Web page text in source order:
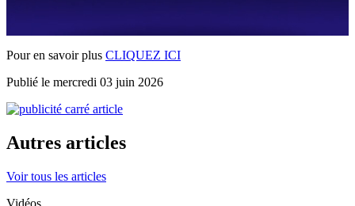
Pour en savoir plus CLIQUEZ ICI
Publié le mercredi 03 juin 2026
Autres articles
Voir tous les articles
Vidéos